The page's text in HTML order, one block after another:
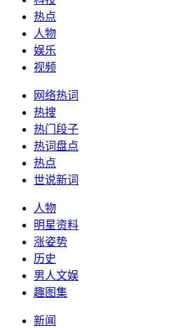
热点
人物
娱乐
视频
网络热词
热搜
热门段子
热词盘点
热点
世说新词
人物
明星资料
涨姿势
历史
男人文娱
趣图集
新闻